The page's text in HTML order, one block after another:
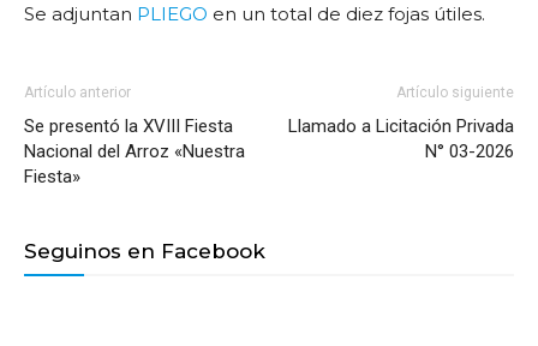
Se adjuntan PLIEGO en un total de diez fojas útiles.
Artículo anterior
Se presentó la XVIII Fiesta
Nacional del Arroz «Nuestra
Fiesta»
Artículo siguiente
Llamado a Licitación Privada
N° 03-2026
Seguinos en Facebook